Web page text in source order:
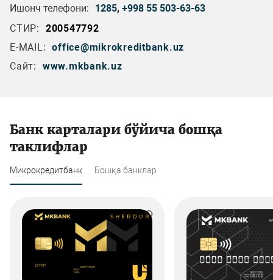
Ишонч телефони:
1285, +998 55 503-63-63
СТИР:
200547792
E-MAIL: office@mikrokreditbank.uz
Сайт:
www.mkbank.uz
Банк карталари бўйича бошқа
таклифлар
Микрокредитбанк Бошқа банклар